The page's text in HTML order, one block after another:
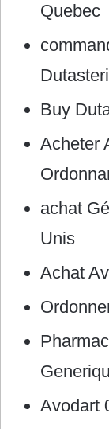
Quebec
Buy
Acheter
achat
Unis
Achat
Avodart